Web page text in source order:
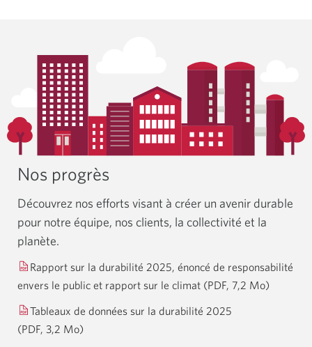
Nos progrès
Découvrez nos efforts visant à créer un avenir durable
pour notre équipe, nos clients, la collectivité et la
planète.
Rapport sur la durabilité 2025, énoncé de responsabilité
envers le public et rapport sur le climat (PDF, 7,2 Mo)
Tableaux de données sur la durabilité 2025
(PDF, 3,2 Mo)